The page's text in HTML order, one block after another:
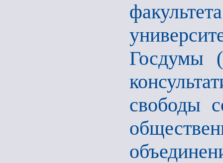
Госдумы
свободы